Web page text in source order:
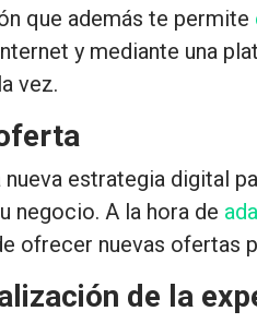
que además te permite
y mediante una
vez.
nueva estrategia digital
negocio. A la hora de
ofrecer nuevas ofertas
de la